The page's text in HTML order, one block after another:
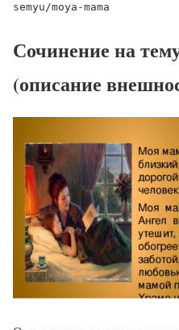
semyu/moya-mama
Сочинение на
(описание